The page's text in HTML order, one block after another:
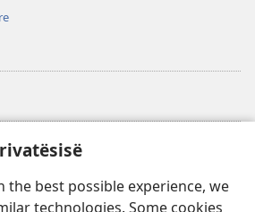
the best possible experience, we
technologies. Some cookies
Watchtower